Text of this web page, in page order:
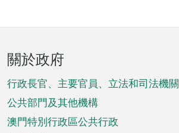
頁
腳
菜
單
關於政府
行政長官、主要官員、立法和司法機關
公共部門及其他機構
澳門特別行政區公共行政